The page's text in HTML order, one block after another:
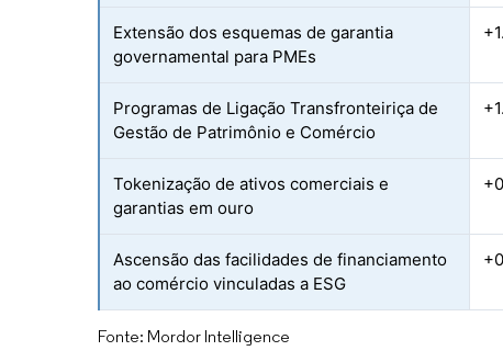
Extensão dos esquemas de garantia
governamental para PMEs
Programas de Ligação Transfronteiriça de
Gestão de Patrimônio e Comércio
Tokenização de ativos comerciais e
garantias em ouro
Ascensão das facilidades de financiamento
ao comércio vinculadas a ESG
Fonte: Mordor Intelligence